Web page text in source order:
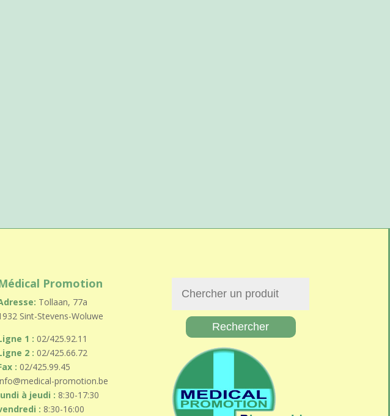
Promotion
Tollaan, 77a
Sint-Stevens-Woluwe
1 : 02/425.92.11
2 : 02/425.66.72
: 02/425.99.45
promotion.be
à jeudi : 8:30-17:30
: 8:30-16:00